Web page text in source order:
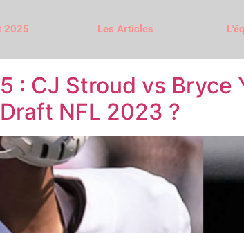
2025 Les Articles
: CJ Stroud vs
NFL 2023 ?